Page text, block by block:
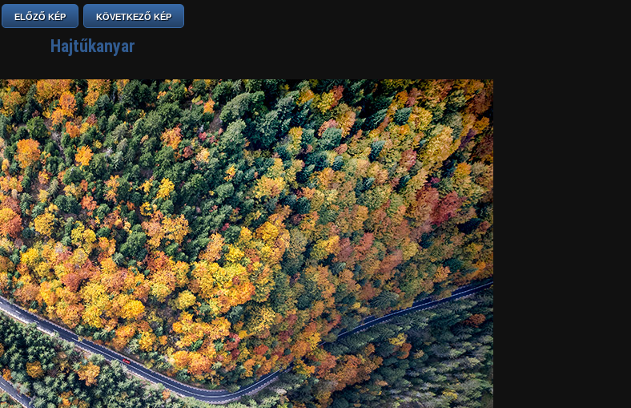
ELŐZŐ KÉP KÖVETKEZŐ KÉP
Hajtűkanyar